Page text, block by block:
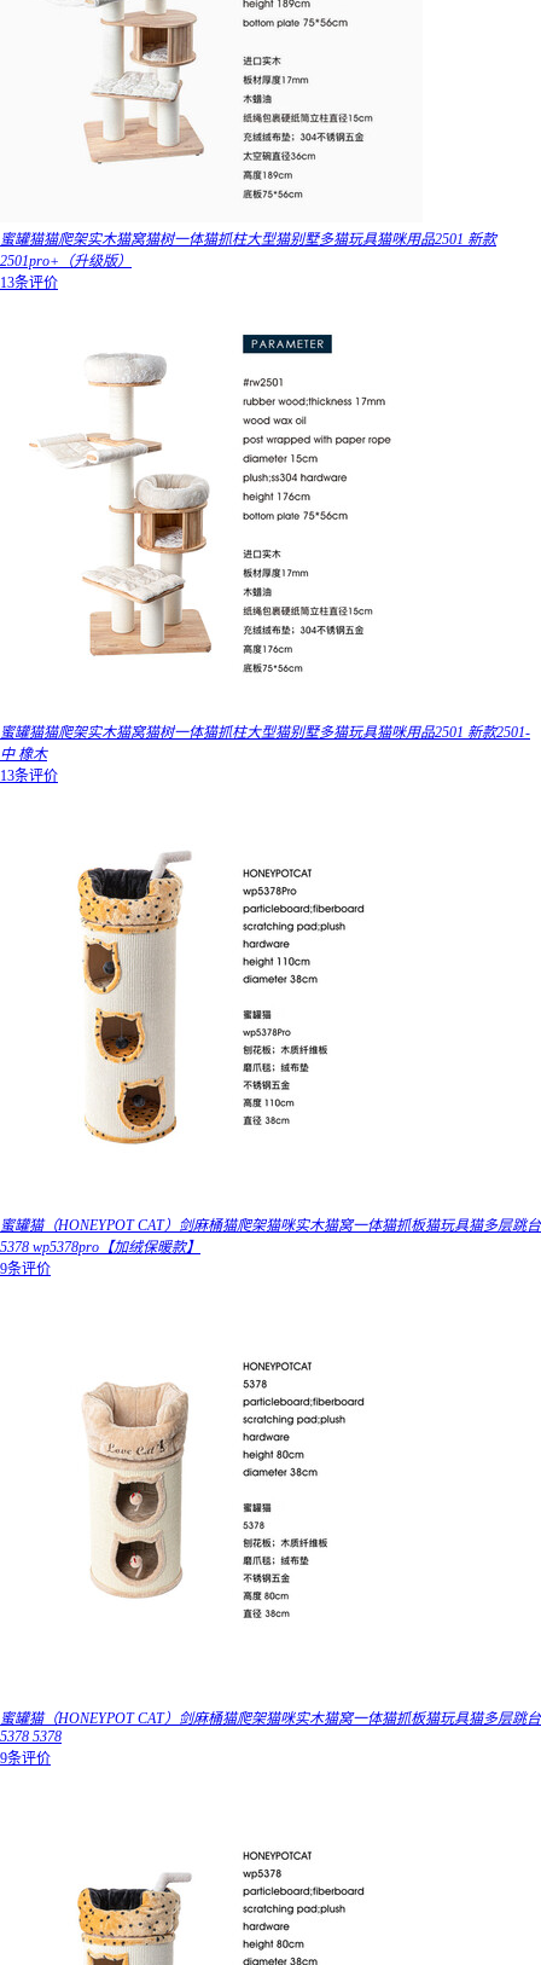
蜜罐猫猫爬架实木猫窝猫树一体猫抓柱大型猫别墅多猫玩具猫咪用品2501 新款
2501pro+（升级版）
13条评价
蜜罐猫猫爬架实木猫窝猫树一体猫抓柱大型猫别墅多猫玩具猫咪用品2501 新款2501-
中 橡木
13条评价
蜜罐猫（HONEYPOT CAT）剑麻桶猫爬架猫咪实木猫窝一体猫抓板猫玩具猫多层跳台
5378 wp5378pro【加绒保暖款】
9条评价
蜜罐猫（HONEYPOT CAT）剑麻桶猫爬架猫咪实木猫窝一体猫抓板猫玩具猫多层跳台
5378 5378
9条评价